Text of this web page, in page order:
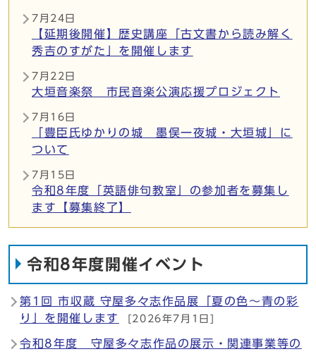
7月24日
【延期後開催】歴史講座「古文書から読み解く
秀吉のすがた」を開催します
7月22日
大垣音楽祭 市民音楽公演応援プロジェクト
7月16日
「豊臣氏ゆかりの城 墨俣一夜城・大垣城」に
ついて
7月15日
令和8年度「英語俳句教室」の参加者を募集し
ます【募集終了】
令和8年度開催イベント
第1回 市収蔵 守屋多々志作品展「夏の色〜青の彩
り」を開催します
[2026年7月1日]
令和8年度 守屋多々志作品の展示・関連事業等の